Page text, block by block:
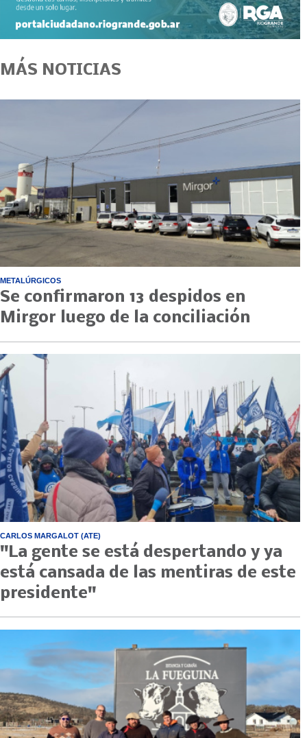
MÁS NOTICIAS
METALÚRGICOS
Se confirmaron 13 despidos en
Mirgor luego de la conciliación
CARLOS MARGALOT (ATE)
"La gente se está despertando y ya
está cansada de las mentiras de este
presidente"